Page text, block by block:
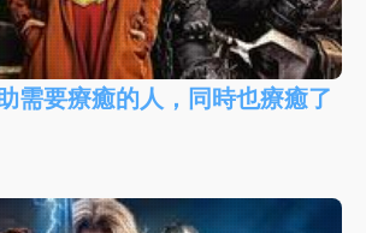
需要療癒的人，同時也療癒了